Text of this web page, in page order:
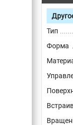
Тип
Форма